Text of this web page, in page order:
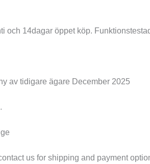
och 14dagar öppet köp.
av tidigare ägare December 2025
us for shipping and payment